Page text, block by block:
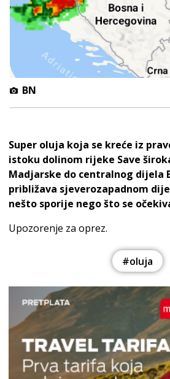
BN
Super oluja koja se kreće iz
istoku dolinom rijeke Save
Madjarske do centralnog dijela
približava sjeverozapadnom
nešto sporije nego što se
Upozorenje za oprez.
#oluja